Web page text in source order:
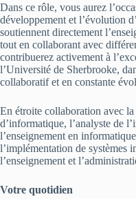
Dans ce rôle, vous aurez
développement et l’évolution
soutiennent directement
tout en collaborant avec
contribuerez activement à
l’Université de Sherbrooke,
collaboratif et en constante
En étroite collaboration avec
d’informatique, l’analyste de
l’enseignement en
l’implémentation de systèmes
l’enseignement et
Votre quotidien